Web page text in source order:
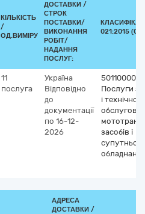
КІЛЬКІСТЬ
/
ОД.ВИМІРУ
ДОСТАВКИ /
СТРОК
ПОСТАВКИ/
ВИКОНАННЯ
РОБІТ/
НАДАННЯ
ПОСЛУГ:
021:2015
11
послуга
Україна
Відповідно
до
документації
по 16-12-
2026
50110000-9
Послуги з
і
засобів і
АДРЕСА
ДОСТАВКИ /